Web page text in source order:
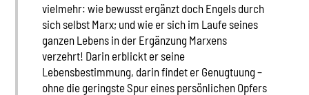
vielmehr: wie bewusst ergänzt doch Engels durch
sich selbst Marx; und wie er sich im Laufe seines
ganzen Lebens in der Ergänzung Marxens
verzehrt! Darin erblickt er seine
Lebensbestimmung, darin findet er Genugtuung –
ohne die geringste Spur eines persönlichen Opfers